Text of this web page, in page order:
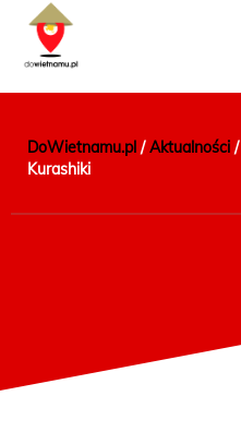
DoWietnamu.pl /Aktualności /
Kurashiki